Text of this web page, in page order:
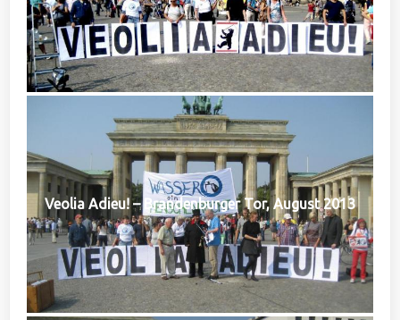
Veolia Adieu! – Brandenburger Tor, August 2013